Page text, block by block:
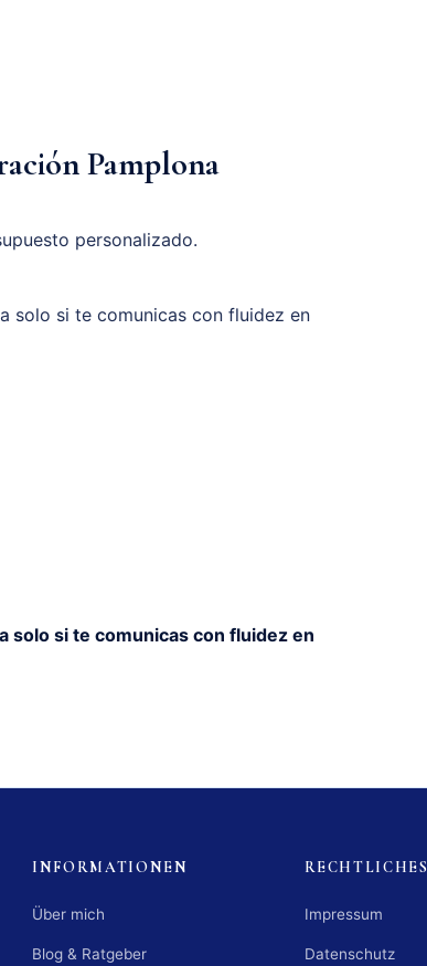
Pamplona
personalizado.
solo si te comunicas con fluidez en
solo si te comunicas con fluidez en
INFORMATIONEN
Über mich
Blog & Ratgeber
RECHTLICHES
Impressum
Datenschutz